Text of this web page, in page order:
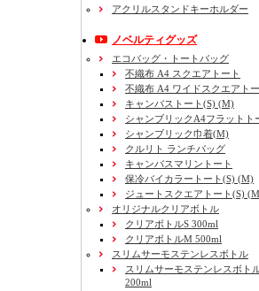
アクリルスタンドキーホルダー
ノベルティグッズ
エコバッグ・トートバッグ
不織布 A4 スクエアトート
不織布 A4 ワイドスクエアト
キャンバストート(S) (M)
シャンブリックA4フラットト
シャンブリック巾着(M)
クルリト ランチバッグ
キャンバスマリントート
保冷バイカラートート(S) (M)
ジュートスクエアトート(S)
オリジナルクリアボトル
クリアボトルS 300ml
クリアボトルM 500ml
スリムサーモステンレスボトル
スリムサーモステンレスボト
200ml